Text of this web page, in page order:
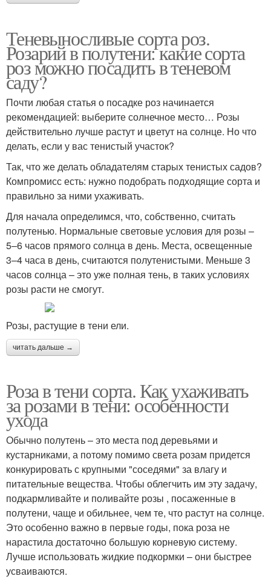
Теневыносливые сорта роз.
Розарий в полутени: какие сорта
роз можно посадить в теневом
саду?
Почти любая статья о посадке роз начинается
рекомендацией: выберите солнечное место… Розы
действительно лучше растут и цветут на солнце. Но что
делать, если у вас тенистый участок?
Так, что же делать обладателям старых тенистых садов?
Компромисс есть: нужно подобрать подходящие сорта и
правильно за ними ухаживать.
Для начала определимся, что, собственно, считать
полутенью. Нормальные световые условия для розы –
5–6 часов прямого солнца в день. Места, освещенные
3–4 часа в день, считаются полутенистыми. Меньше 3
часов солнца – это уже полная тень, в таких условиях
розы расти не смогут.
Розы, растущие в тени ели.
читать дальше →
Роза в тени сорта. Как ухаживать
за розами в тени: особенности
ухода
Обычно полутень – это места под деревьями и
кустарниками, а потому помимо света розам придется
конкурировать с крупными "соседями" за влагу и
питательные вещества. Чтобы облегчить им эту задачу,
подкармливайте и поливайте розы , посаженные в
полутени, чаще и обильнее, чем те, что растут на солнце.
Это особенно важно в первые годы, пока роза не
нарастила достаточно большую корневую систему.
Лучше использовать жидкие подкормки – они быстрее
усваиваются.